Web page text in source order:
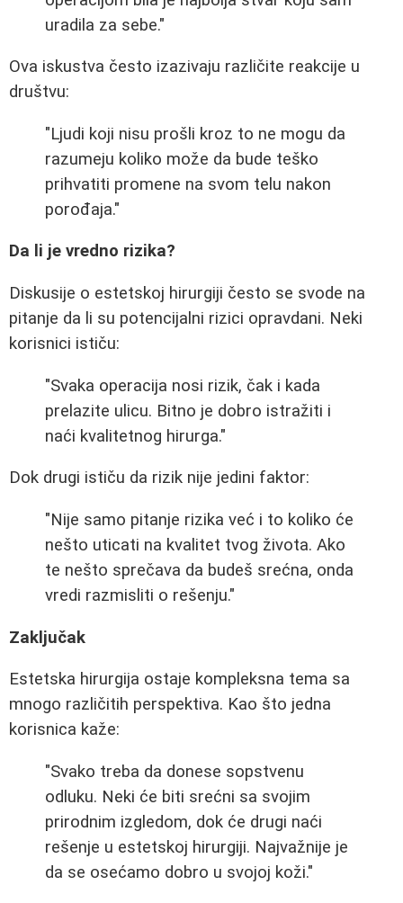
uradila za sebe."
Ova iskustva često izazivaju različite reakcije u
društvu:
"Ljudi koji nisu prošli kroz to ne mogu da
razumeju koliko može da bude teško
prihvatiti promene na svom telu nakon
porođaja."
Da li je vredno rizika?
Diskusije o estetskoj hirurgiji često se svode na
pitanje da li su potencijalni rizici opravdani. Neki
korisnici ističu:
"Svaka operacija nosi rizik, čak i kada
prelazite ulicu. Bitno je dobro istražiti i
naći kvalitetnog hirurga."
Dok drugi ističu da rizik nije jedini faktor:
"Nije samo pitanje rizika već i to koliko će
nešto uticati na kvalitet tvog života. Ako
te nešto sprečava da budeš srećna, onda
vredi razmisliti o rešenju."
Zaključak
Estetska hirurgija ostaje kompleksna tema sa
mnogo različitih perspektiva. Kao što jedna
korisnica kaže:
"Svako treba da donese sopstvenu
odluku. Neki će biti srećni sa svojim
prirodnim izgledom, dok će drugi naći
rešenje u estetskoj hirurgiji. Najvažnije je
da se osećamo dobro u svojoj koži."